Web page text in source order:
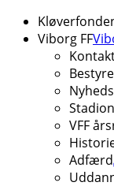
Viborg FF
VFF
Adfærd